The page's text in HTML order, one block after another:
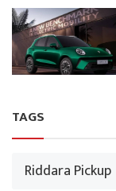
TAGS
Riddara Pickup